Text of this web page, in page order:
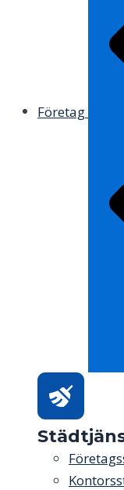
Företag